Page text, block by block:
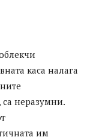
каса налага
са неразумни.
им